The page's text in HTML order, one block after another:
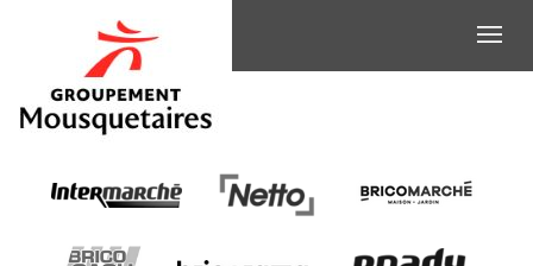
CHARCUTIER-
TRAITEUR
(H/F)